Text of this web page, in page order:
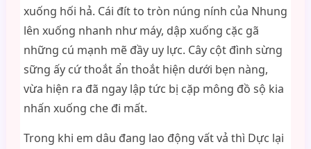
xuống hối hả. Cái đít to tròn núng nính của Nhung
lên xuống nhanh như máy, dập xuống cặc gã
những cú mạnh mẽ đầy uy lực. Cây cột đình sừng
sững ấy cứ thoắt ẩn thoắt hiện dưới bẹn nàng,
vừa hiện ra đã ngay lập tức bị cặp mông đồ sộ kia
nhấn xuống che đi mất.
Trong khi em dâu đang lao động vất vả thì Dực lại